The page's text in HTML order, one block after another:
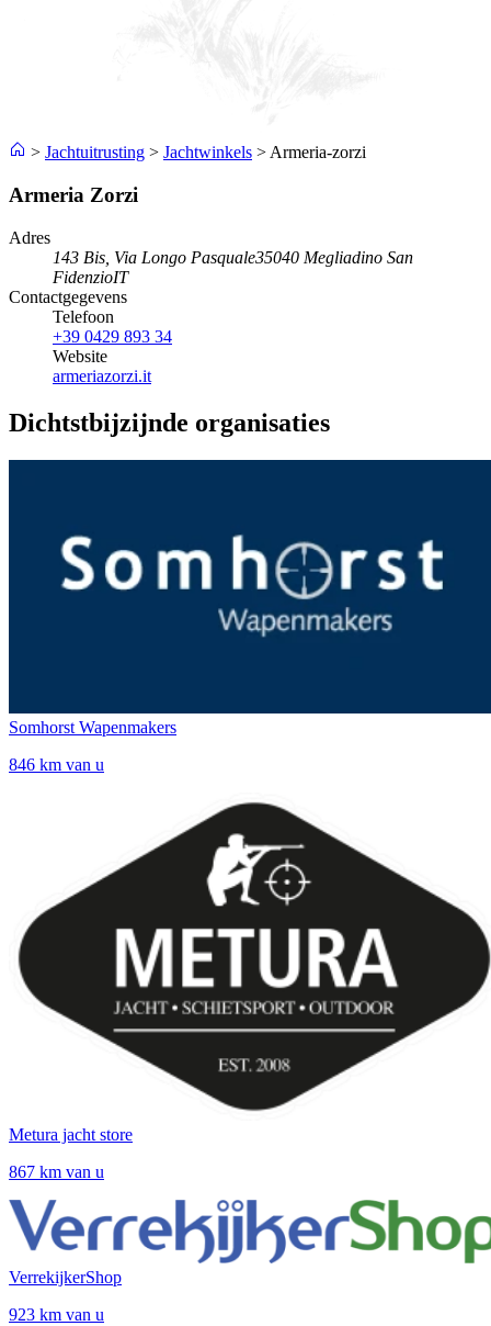
> Jachtuitrusting > Jachtwinkels > Armeria-zorzi
Armeria Zorzi
Adres
143 Bis, Via Longo Pasquale35040 Megliadino San
FidenzioIT
Contactgegevens
Telefoon
+39 0429 893 34
Website
armeriazorzi.it
Dichtstbijzijnde organisaties
Somhorst Wapenmakers
846 km van u
Metura jacht store
867 km van u
VerrekijkerShop
923 km van u